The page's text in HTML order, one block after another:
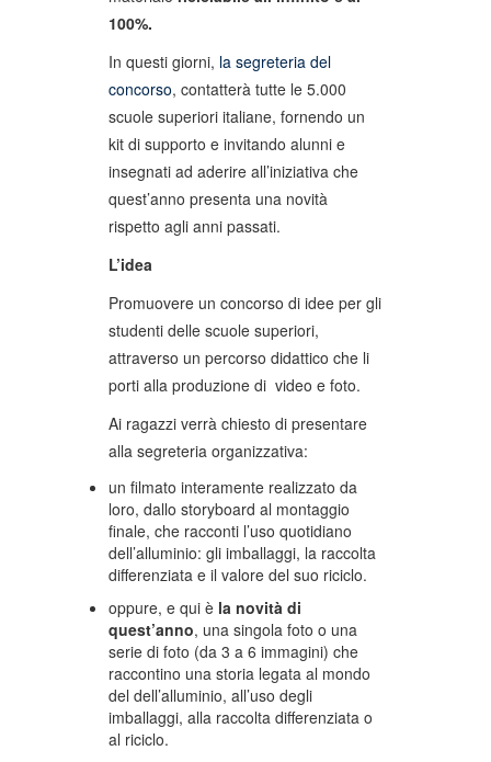
100%.
In questi giorni, la segreteria del
concorso, contatterà tutte le 5.000
scuole superiori italiane, fornendo un
kit di supporto e invitando alunni e
insegnati ad aderire all’iniziativa che
quest’anno presenta una novità
rispetto agli anni passati.
L’idea
Promuovere un concorso di idee per gli
studenti delle scuole superiori,
attraverso un percorso didattico che li
porti alla produzione di video e foto.
Ai ragazzi verrà chiesto di presentare
alla segreteria organizzativa:
un filmato interamente realizzato da
loro, dallo storyboard al montaggio
finale, che racconti l’uso quotidiano
dell’alluminio: gli imballaggi, la raccolta
differenziata e il valore del suo riciclo.
oppure, e qui è la novità di
quest’anno, una singola foto o una
serie di foto (da 3 a 6 immagini) che
raccontino una storia legata al mondo
del dell’alluminio, all’uso degli
imballaggi, alla raccolta differenziata o
al riciclo.